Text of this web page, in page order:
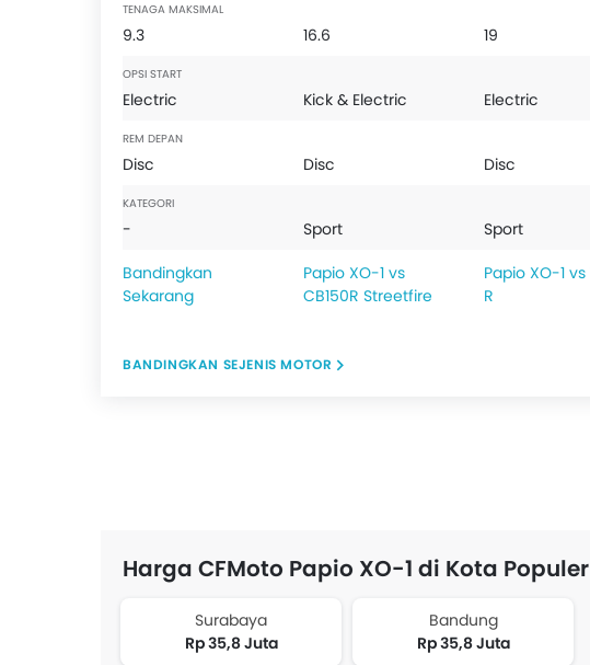
TENAGA MAKSIMAL
9.3 16.6 19
OPSI START
Electric Kick & Electric Electric
REM DEPAN
Disc Disc Disc
KATEGORI
- Sport Sport
Bandingkan
Sekarang
Papio XO-1 vs
CB150R Streetfire
Papio XO-1
R
BANDINGKAN SEJENIS MOTOR
Harga CFMoto Papio XO-1 di Kota Populer
Surabaya
Rp 35,8 Juta
Bandung
Rp 35,8 Juta